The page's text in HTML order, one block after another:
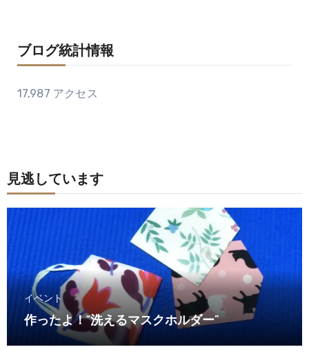
ブログ統計情報
17,987 アクセス
見逃しています
イベント
作ったよ！“洗えるマスクホルダー”